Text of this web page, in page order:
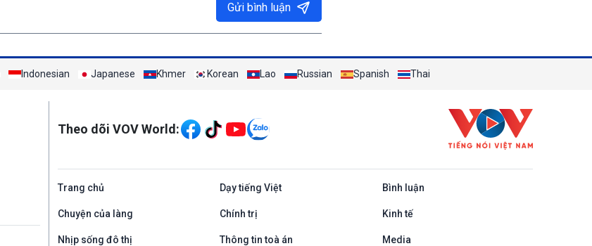
Gửi bình luận
Indonesian Japanese Khmer Korean Lao Russian Spanish Thai
Theo dõi VOV World:
Trang chủ Dạy tiếng Việt Bình luận
Chuyện của làng Chính trị Kinh tế
Nhịp sống đô thị Thông tin toà án Media